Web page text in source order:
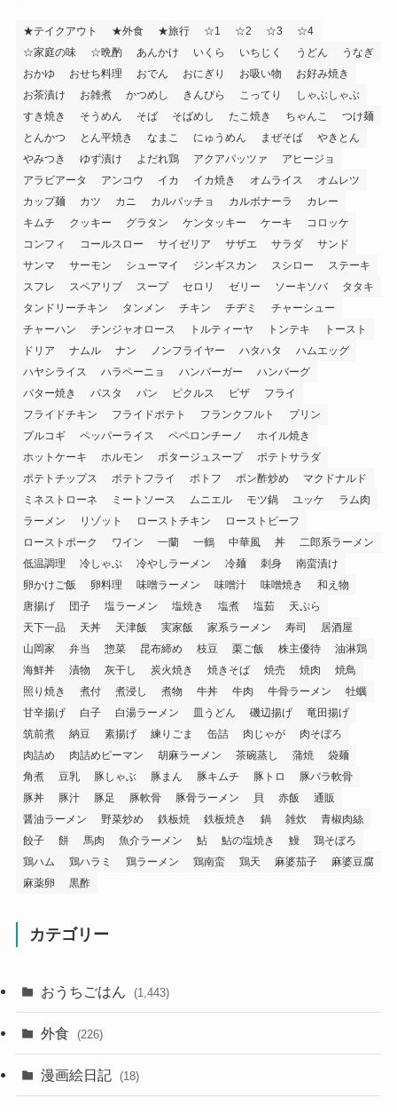
★テイクアウト ★外食 ★旅行 ☆1 ☆2 ☆3
☆4
☆家庭の味
☆晩酌 あんかけ いくら いちじく うどん
うなぎ
おかゆ
おせち料理 おでん おにぎり お吸い物
お好み焼き
お茶漬け
お雑煮 かつめし きんぴら こってり
しゃぶしゃぶ
すき焼き
そうめん そば そばめし たこ焼き ちゃんこ
つけ麺
とんかつ
とん平焼き なまこ にゅうめん まぜそば
やきとん
やみつき
ゆず漬け よだれ鶏 アクアパッツァ
アヒージョ
アラビアータ
アンコウ イカ イカ焼き オムライス
オムレツ
カップ麺
カツ カニ カルパッチョ カルボナーラ
カレー
キムチ
クッキー グラタン ケンタッキー ケーキ
コロッケ
コンフィ
コールスロー サイゼリア サザエ サラダ
サンド
サンマ
サーモン シューマイ ジンギスカン スシロー
ステーキ
スフレ
スペアリブ スープ セロリ ゼリー ソーキソバ
タタキ
タンドリーチキン
タンメン チキン チヂミ
チャーシュー
チャーハン
チンジャオロース トルティーヤ トンテキ
トースト
ドリア
ナムル ナン ノンフライヤー ハタハタ
ハムエッグ
ハヤシライス
ハラペーニョ ハンバーガー
ハンバーグ
バター焼き
パスタ パン ピクルス ピザ
フライ
フライドチキン
フライドポテト フランクフルト
プリン
プルコギ
ペッパーライス ペペロンチーノ
ホイル焼き
ホットケーキ
ホルモン ポタージュスープ
ポテトサラダ
ポテトチップス
ポテトフライ ポトフ ポン酢炒め
マクドナルド
ミネストローネ
ミートソース ムニエル モツ鍋 ユッケ
ラム肉
ラーメン
リゾット ローストチキン
ローストビーフ
ローストポーク
ワイン 一蘭 一鶴 中華風 丼
二郎系ラーメン
低温調理
冷しゃぶ 冷やしラーメン 冷麺 刺身
南蛮漬け
卵かけご飯
卵料理 味噌ラーメン 味噌汁 味噌焼き
和え物
唐揚げ
団子 塩ラーメン 塩焼き 塩煮 塩茹
天ぷら
天下一品
天丼 天津飯 実家飯 家系ラーメン 寿司
居酒屋
山岡家
弁当 惣菜 昆布締め 枝豆 栗ご飯 株主優待
油淋鶏
海鮮丼
漬物 灰干し 炭火焼き 焼きそば 焼売 焼肉
焼鳥
照り焼き
煮付 煮浸し 煮物 牛丼 牛肉 牛骨ラーメン
牡蠣
甘辛揚げ
白子 白湯ラーメン 皿うどん 磯辺揚げ
竜田揚げ
筑前煮
納豆 素揚げ 練りごま 缶詰 肉じゃが
肉そぼろ
肉詰め
肉詰めピーマン 胡麻ラーメン 茶碗蒸し 蒲焼
袋麺
角煮
豆乳 豚しゃぶ 豚まん 豚キムチ 豚トロ
豚バラ軟骨
豚丼
豚汁 豚足 豚軟骨 豚骨ラーメン 貝 赤飯
通販
醤油ラーメン
野菜炒め 鉄板焼 鉄板焼き 鍋 雑炊
青椒肉絲
餃子
餅 馬肉 魚介ラーメン 鮎 鮎の塩焼き 鰻
鶏そぼろ
鶏ハム
鶏ハラミ 鶏ラーメン 鶏南蛮 鶏天 麻婆茄子
麻婆豆腐
麻薬卵
黒酢
カテゴリー
おうちごはん (1,443)
外食 (226)
漫画絵日記 (18)